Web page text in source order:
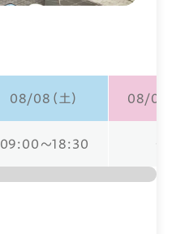
08/08（土） 08/09（
09:00～18:30